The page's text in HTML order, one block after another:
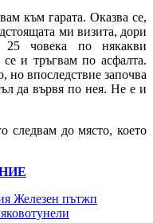
към гарата. Оказва се,
ми визита, дори
човека по някакви
и тръгвам по асфалта.
но впоследствие започва
да вървя по нея. Не е и
следвам до място, което
Железен пътжп
тунели